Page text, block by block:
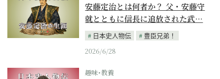
安藤定治とは何者か？ 父・安藤守
就とともに信長に追放された武…
日本史人物伝
豊臣兄弟！
2026/6/28
趣味･教養